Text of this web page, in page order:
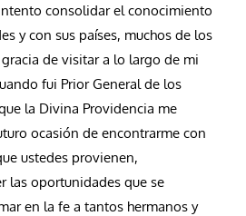
consolidar el conocimiento
y con sus países, muchos de los
de visitar a lo largo de mi
fui Prior General de los
la Divina Providencia me
ocasión de encontrarme con
ustedes provienen,
las oportunidades que se
en la fe a tantos hermanos y